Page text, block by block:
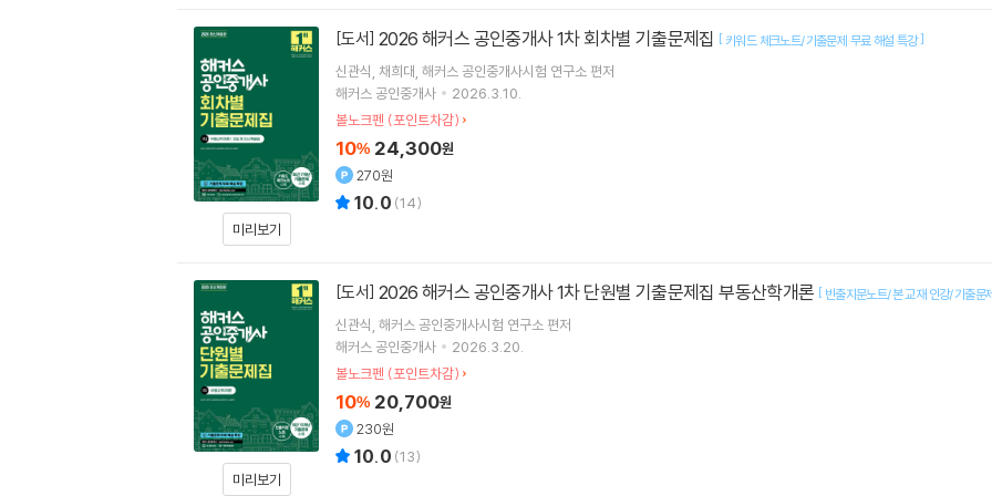
미리보기
[도서] 2026 해커스 공인중개사 1차 회차별 기출문제집 [ 키워드 체크노트/기출문제 무료 해설 특강]
신관식 채희대 해커스 공인중개사시험 연구소 편저
해커스 공인중개사
2026.3.10.
볼노크펜 (포인트차감)
10% 24,300원
270원
10.0 (14)
미리보기
[도서] 2026 해커스 공인중개사 1차 단원별 기출문제집 부동산학개론 [ 빈출지문노트/본 교재 인강/기출문
신관식 해커스 공인중개사시험 연구소 편저
해커스 공인중개사
2026.3.20.
볼노크펜 (포인트차감)
10% 20,700원
230원
10.0 (13)